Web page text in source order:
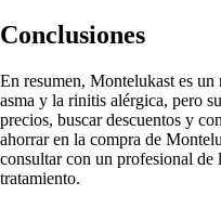
Conclusiones
En resumen, Montelukast es
asma y la rinitis alérgica, pero
precios, buscar descuentos y
ahorrar en la compra de
consultar con un profesional de
tratamiento.